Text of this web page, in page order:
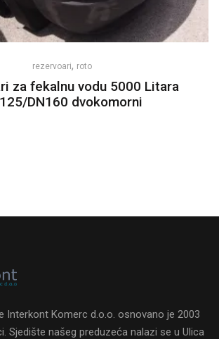
rezervoari, roto
za fekalnu vodu 5000 Litara
DN160 dvokomorni
Interkont Komerc d.o.o. osnovano je 2003
Sjedište našeg preduzeća nalazi se u Ulica